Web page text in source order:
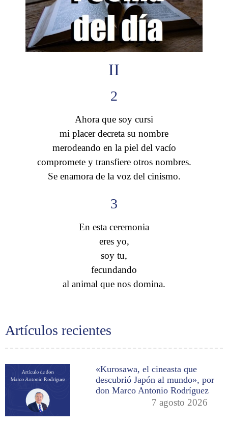
Artículos recientes
«Kurosawa, el cineasta que
descubrió Japón al mundo», por
don Marco Antonio Rodríguez
7 agosto 2026
II
2
Ahora que soy cursi
mi placer decreta su nombre
merodeando en la piel del vacío
compromete y transfiere otros nombres.
Se enamora de la voz del cinismo.
3
En esta ceremonia
eres yo,
soy tu,
fecundando
al animal que nos domina.